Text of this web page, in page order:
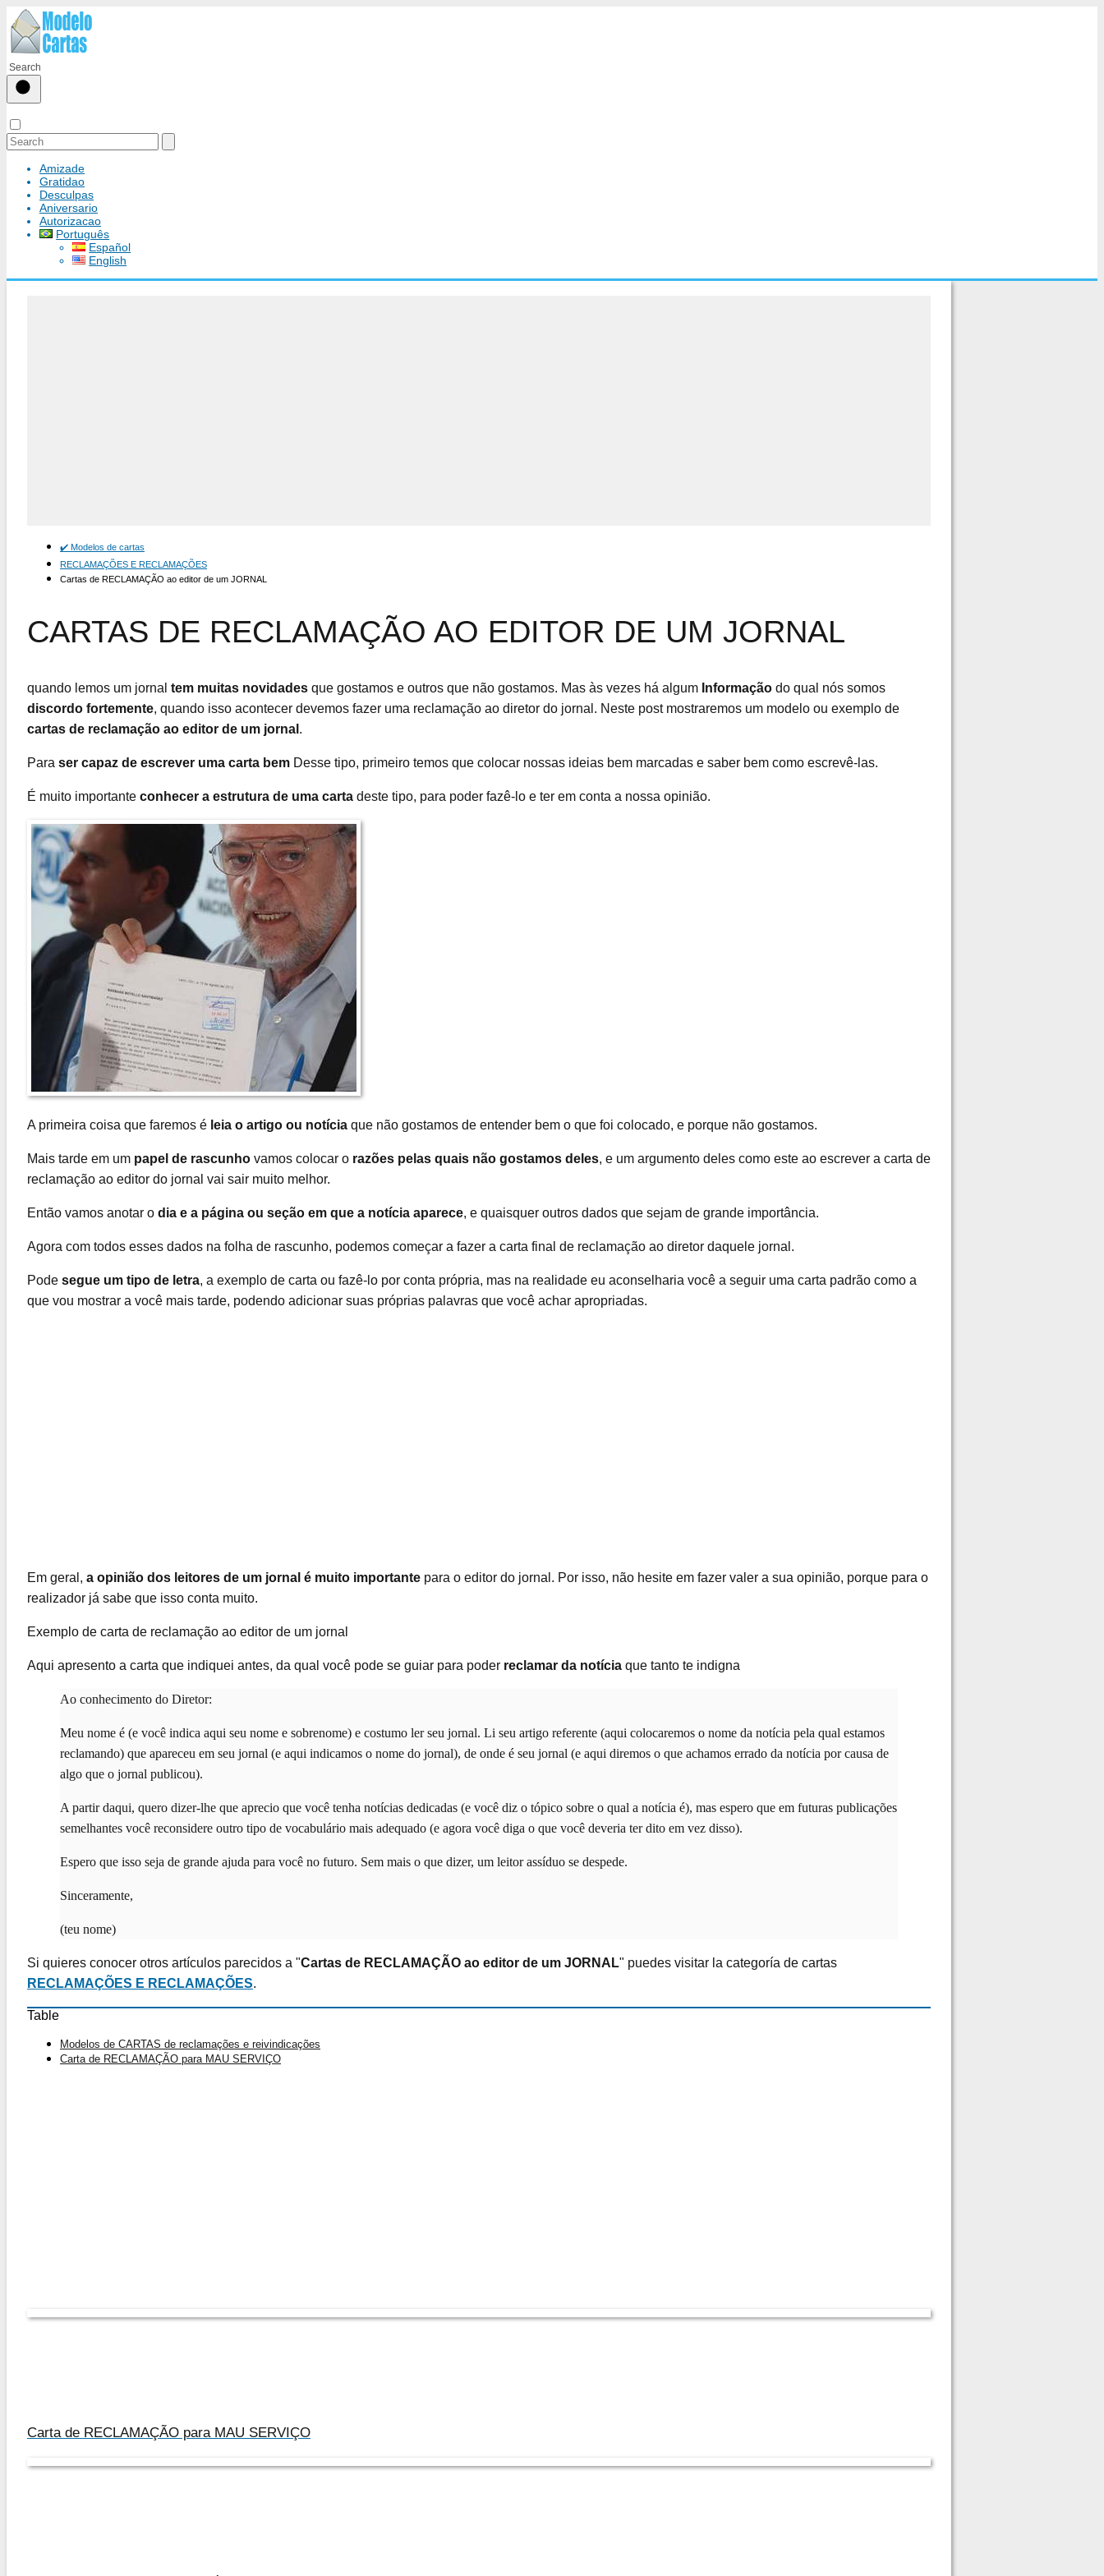
Amizade
Gratidao
Desculpas
Aniversario
Autorizacao
Português
Español
English
✔️ Modelos de cartas
RECLAMAÇÕES E RECLAMAÇÕES
Cartas de RECLAMAÇÃO ao editor de um JORNAL
CARTAS DE RECLAMAÇÃO AO EDITOR DE UM JORNAL
quando lemos um jornal tem muitas novidades que gostamos e outros que não gostamos. Mas às vezes há algum Informação do qual nós somos
discordo fortemente, quando isso acontecer devemos fazer uma reclamação ao diretor do jornal. Neste post mostraremos um modelo ou exemplo de
cartas de reclamação ao editor de um jornal .
Para ser capaz de escrever uma carta bem Desse tipo, primeiro temos que colocar nossas ideias bem marcadas e saber bem como escrevê-las.
É muito importante conhecer a estrutura de uma carta deste tipo, para poder fazê-lo e ter em conta a nossa opinião.
A primeira coisa que faremos é leia o artigo ou notícia que não gostamos de entender bem o que foi colocado, e porque não gostamos.
Mais tarde em um papel de rascunho vamos colocar o razões pelas quais não gostamos deles, e um argumento deles como este ao escrever a carta de
reclamação ao editor do jornal vai sair muito melhor.
Então vamos anotar o dia e a página ou seção em que a notícia aparece, e quaisquer outros dados que sejam de grande importância.
Agora com todos esses dados na folha de rascunho, podemos começar a fazer a carta final de reclamação ao diretor daquele jornal.
Pode segue um tipo de letra, a exemplo de carta ou fazê-lo por conta própria, mas na realidade eu aconselharia você a seguir uma carta padrão como a
que vou mostrar a você mais tarde, podendo adicionar suas próprias palavras que você achar apropriadas.
Em geral, a opinião dos leitores de um jornal é muito importante para o editor do jornal. Por isso, não hesite em fazer valer a sua opinião, porque para o
realizador já sabe que isso conta muito.
Exemplo de carta de reclamação ao editor de um jornal
Aqui apresento a carta que indiquei antes, da qual você pode se guiar para poder reclamar da notícia que tanto te indigna
Ao conhecimento do Diretor:
Meu nome é (e você indica aqui seu nome e sobrenome) e costumo ler seu jornal. Li seu artigo referente (aqui colocaremos o nome da notícia pela qual estamos
reclamando) que apareceu em seu jornal (e aqui indicamos o nome do jornal), de onde é seu jornal (e aqui diremos o que achamos errado da notícia por causa de
algo que o jornal publicou).
A partir daqui, quero dizer-lhe que aprecio que você tenha notícias dedicadas (e você diz o tópico sobre o qual a notícia é), mas espero que em futuras publicações
semelhantes você reconsidere outro tipo de vocabulário mais adequado (e agora você diga o que você deveria ter dito em vez disso).
Espero que isso seja de grande ajuda para você no futuro. Sem mais o que dizer, um leitor assíduo se despede.
Sinceramente,
(teu nome)
Si quieres conocer otros artículos parecidos a "Cartas de RECLAMAÇÃO ao editor de um JORNAL" puedes visitar la categoría de cartas
RECLAMAÇÕES E RECLAMAÇÕES.
Table
Modelos de CARTAS de reclamações e reivindicações
Carta de RECLAMAÇÃO para MAU SERVIÇO
Carta de RECLAMAÇÃO para MAU SERVIÇO